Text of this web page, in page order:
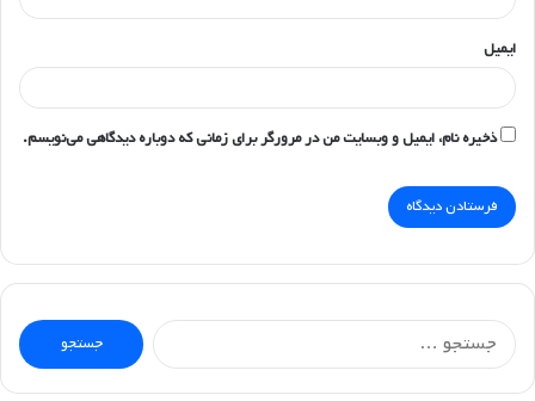
ایمیل
ذخیره نام، ایمیل و وبسایت من در مرورگر برای زمانی که دوباره دیدگاهی می‌نویسم.
جستجو
برای: